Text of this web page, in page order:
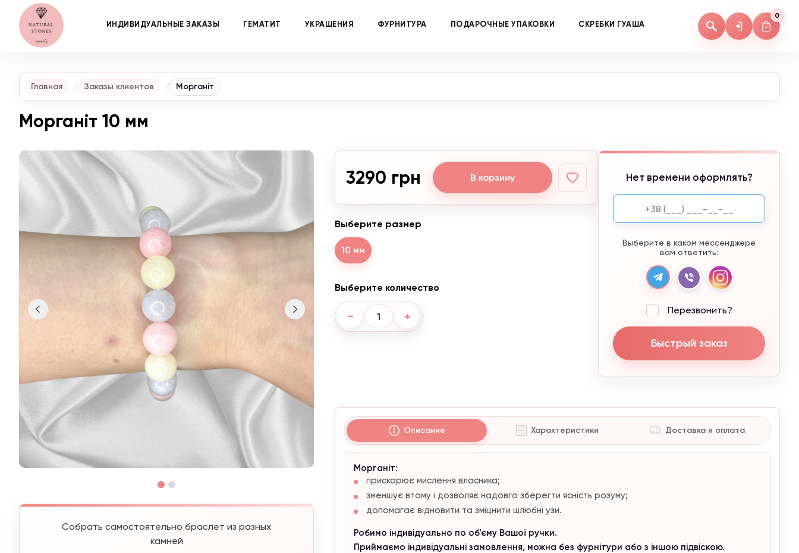
При заказе от 4300 грн,кольцов подарок и бесплатная доставка.
ИНДИВИДУАЛЬНЫЕ ЗАКАЗЫ ГЕМАТИТ УКРАШЕНИЯ ФУРНИТУРА ПОДАРОЧНЫЕ УПАКОВКИ СКРЕБКИ ГУАША
0
Главная Заказы клиентов Морганіт
Морганіт 10 мм
Собрать самостоятельно браслет из разных
камней
3290 грн В корзину
Выберите размер
10 мм
Выберите количество
− +
Нет времени оформлять?
Выберите в каком мессенджере
вам ответить:
Перезвонить?
Быстрый заказ
Описание Характеристики Доставка и оплата
Морганіт:
прискорює мислення власника;
зменшує втому і дозволяє надовго зберегти ясність розуму;
допомагає відновити та зміцнити шлюбні узи.
Робимо індивідуально по об’єму Вашої ручки.
Приймаємо індивідуальні замовлення, можна без фурнітури або з іншою підвіскою.